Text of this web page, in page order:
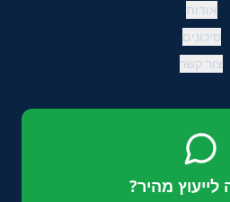
אודות
סיכונים
צור קשר
לייעוץ מהיר?